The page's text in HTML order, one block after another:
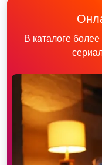
В каталоге